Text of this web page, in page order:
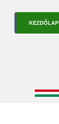
KEZDŐLAP